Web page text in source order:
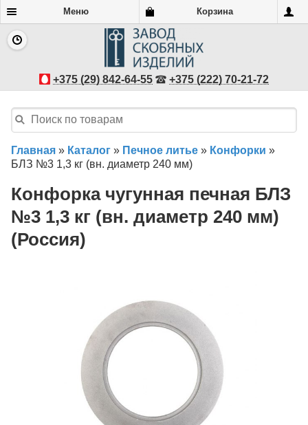
Меню Корзина
+375 (29) 842-64-55 +375 (222) 70-21-72
Главная » Каталог » Печное литье » Конфорки »
БЛЗ №3 1,3 кг (вн. диаметр 240 мм)
Конфорка чугунная печная БЛЗ
№3 1,3 кг (вн. диаметр 240 мм)
(Россия)